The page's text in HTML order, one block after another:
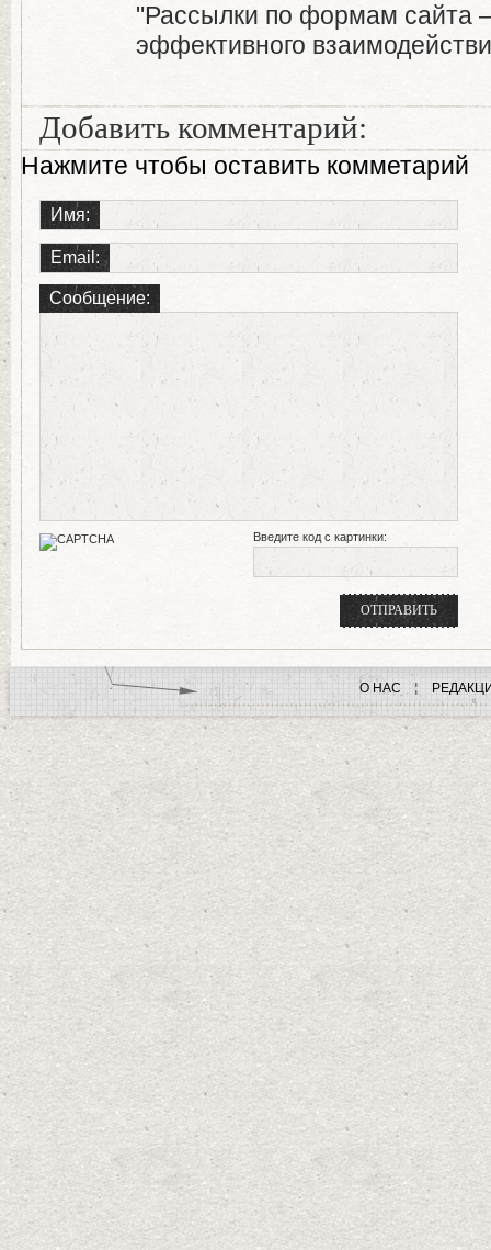
"Рассылки по формам сайта
эффективного
Добавить комментарий:
Нажмите чтобы оставить комметарий
Имя:
Email:
Сообщение:
Введите код с картинки:
О НАС